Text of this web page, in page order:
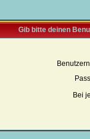
Gib bitte deinen
Bei